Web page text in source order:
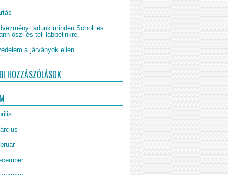
adunk minden Scholl és
őszi és téli lábbelinkre.
a járványok ellen
HOZZÁSZÓLÁSOK